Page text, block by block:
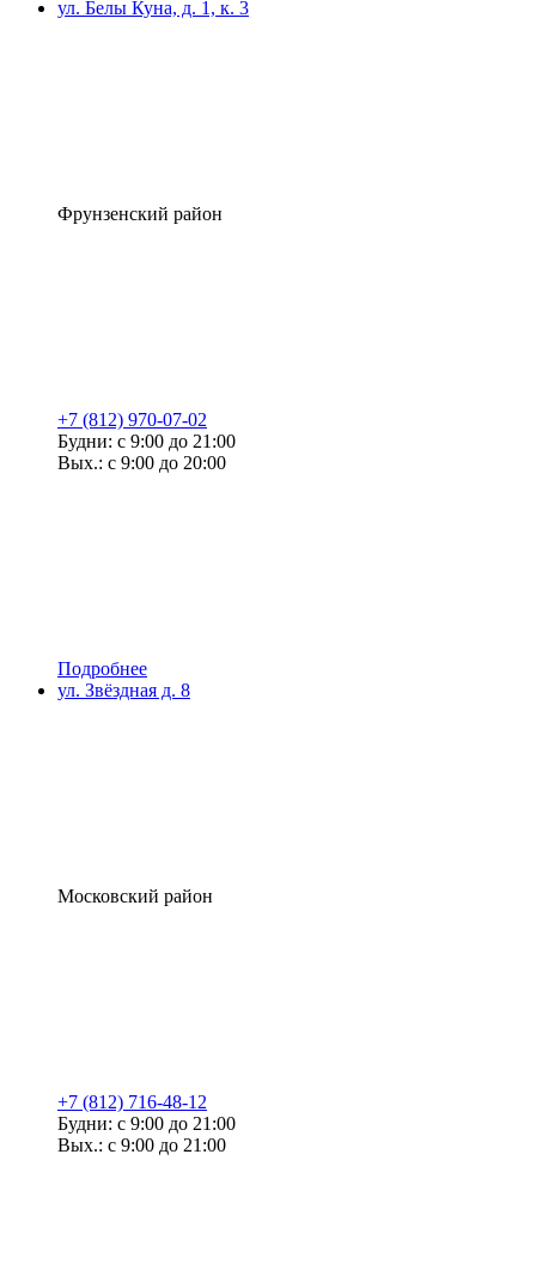
ул. Белы Куна, д. 1, к. 3
Фрунзенский район
+7 (812) 970-07-02
Будни: с 9:00 до 21:00
Вых.: с 9:00 до 20:00
Подробнее
ул. Звёздная д. 8
Московский район
+7 (812) 716-48-12
Будни: с 9:00 до 21:00
Вых.: с 9:00 до 21:00